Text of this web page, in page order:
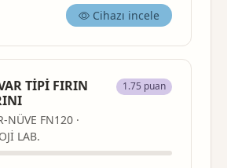
Cihazı incele
TİPİ FIRIN
NÜVE FN120 ·
LAB.
1.75 puan